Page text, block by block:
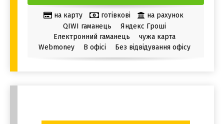
на карту готівкові
на рахунок
QIWI гаманець
Яндекс Гроші
Електронний гаманець
чужа карта
Webmoney
В офісі Без відвідування офісу